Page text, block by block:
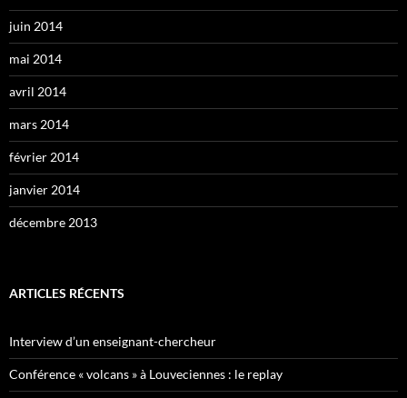
juin 2014
mai 2014
avril 2014
mars 2014
février 2014
janvier 2014
décembre 2013
ARTICLES RÉCENTS
Interview d’un enseignant-chercheur
Conférence « volcans » à Louveciennes : le replay